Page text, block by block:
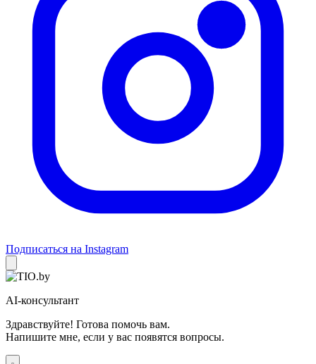
Подписаться на Instagram
AI-консультант
Здравствуйте! Готова помочь вам.
Напишите мне, если у вас появятся вопросы.